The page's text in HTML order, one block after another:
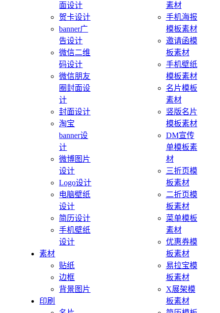
面设计
贺卡设计
banner广
告设计
微信二维
码设计
微信朋友
圈封面设
计
封面设计
淘宝
banner设
计
微博图片
设计
Logo设计
电脑壁纸
设计
简历设计
手机壁纸
设计
素材
贴纸
边框
背景图片
印刷
素材
手机海报
模板素材
邀请函模
板素材
手机壁纸
模板素材
名片模板
素材
竖版名片
模板素材
DM宣传
单模板素
材
三折页模
板素材
二折页模
板素材
菜单模板
素材
优惠券模
板素材
易拉宝模
板素材
X展架模
板素材